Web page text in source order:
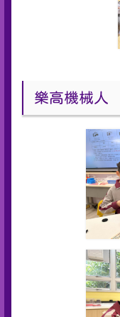
樂高機械人